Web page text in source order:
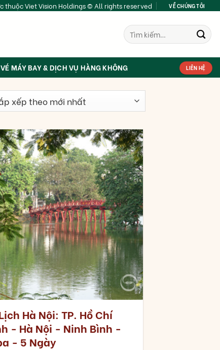
thuộc Viet Vision Holdings © All rights reserved VỀ CHÚNG TÔI
Tìm
kiếm:
VÉ MÁY BAY & DỊCH VỤ HÀNG KHÔNG LIÊN HỆ
Hà Nội: TP. Hồ Chí
- Hà Nội - Ninh Bình -
- 5 Ngày